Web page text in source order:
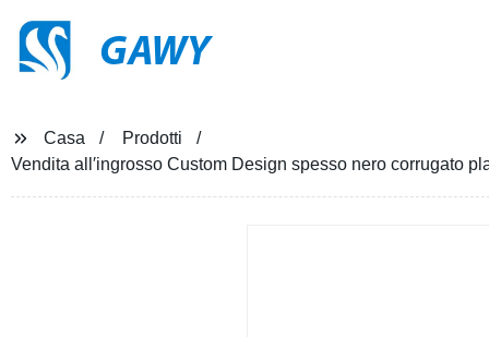
GAWY
Casa
Prodotti
Vendita all′ingrosso Custom Design spesso nero corrugato